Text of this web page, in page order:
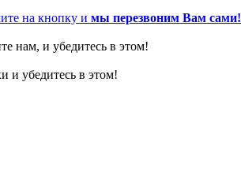
на кнопку и мы перезвоним Вам сами!
нам, и убедитесь в этом!
и убедитесь в этом!